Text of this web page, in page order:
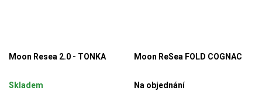
Moon Resea 2.0 - TONKA
Skladem
Moon ReSea FOLD COGNAC
Na objednání